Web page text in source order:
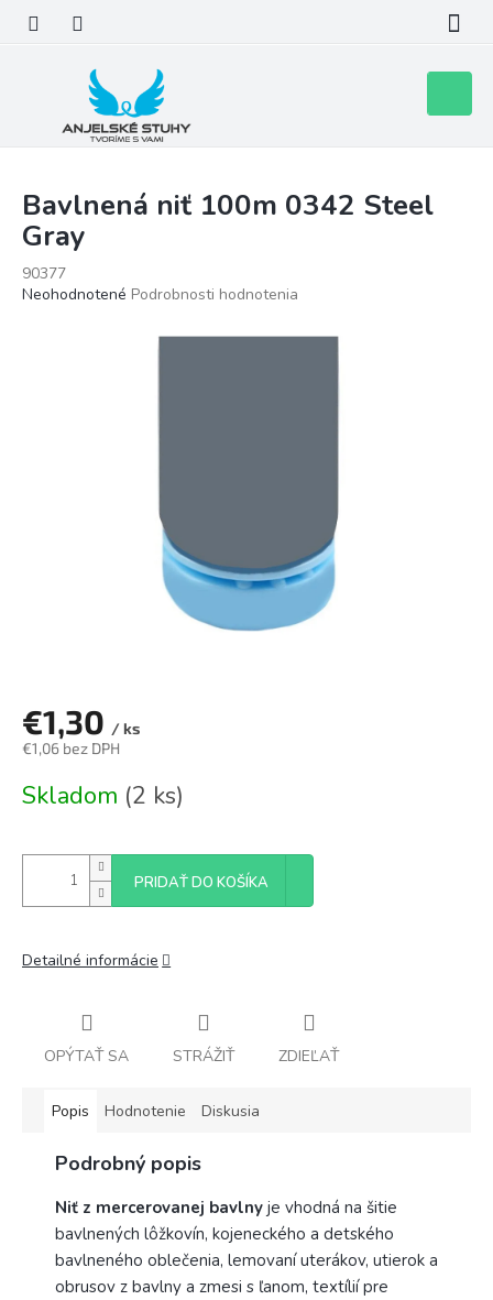
obsah
košík
Bavlnená niť 100m 0342 Steel
Gray
90377
Priemerné
Neohodnotené Podrobnosti hodnotenia
€1,30 / ks
€1,06 bez DPH
cena:
Skladom (2 ks)
PRIDAŤ DO KOŠÍKA
Detailné informácie
OPÝTAŤ SA STRÁŽIŤ ZDIEĽAŤ
Popis Hodnotenie Diskusia
Podrobný popis
Niť z mercerovanej bavlny je vhodná na šitie
bavlnených lôžkovín, kojeneckého a detského
bavlneného oblečenia, lemovaní uterákov, utierok a
obrusov z bavlny a zmesi s ľanom, textílií pre